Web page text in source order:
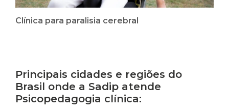
Clínica para paralisia cerebral
Principais cidades e regiões do
Brasil onde a Sadip atende
Psicopedagogia clínica: